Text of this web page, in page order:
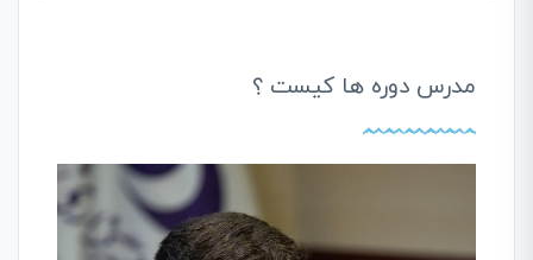
مدرس دوره ها کیست ؟